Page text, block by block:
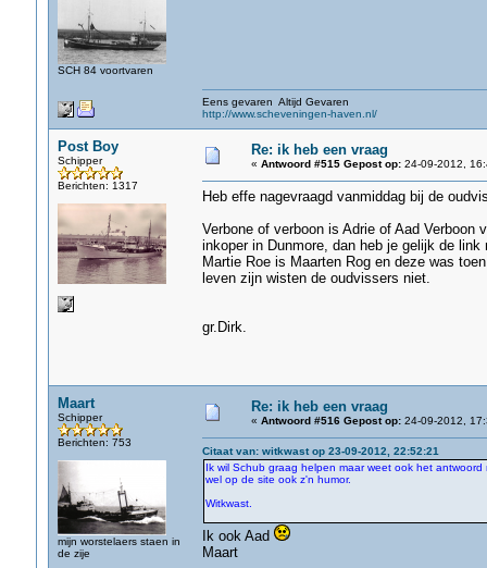
SCH 84 voortvaren
Eens gevaren Altijd Gevaren
http://www.scheveningen-haven.nl/
Post Boy
Schipper
Berichten: 1317
Re: ik heb een vraag
« Antwoord #515 Gepost op:24-09-2012,
Heb effe nagevraagd vanmiddag bij de
Verbone of verboon is Adrie of Aad Verboon
inkoper in Dunmore, dan heb je gelijk de link
Martie Roe is Maarten Rog en deze was
leven zijn wisten de oudvissers niet.
gr.Dirk.
Maart
Schipper
Berichten: 753
mijn worstelaers staen in
de zije
Re: ik heb een vraag
« Antwoord #516 Gepost op:24-09-2012,
Citaat van: witkwast op 23-09-2012, 22:52:21
Ik wil Schub graag helpen maar weet ook het
wel op de site ook z'n humor.
Witkwast.
Ik ook Aad
Maart